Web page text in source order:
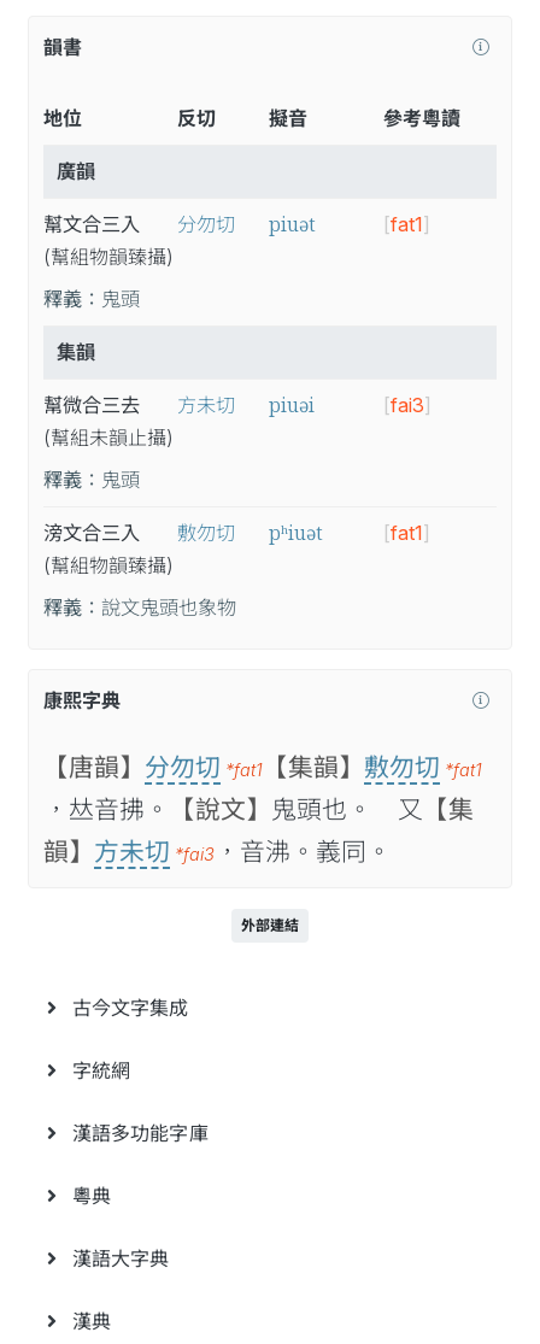
韻書
地位 反切 擬音 參考粵讀
廣韻
幫文合三入
(幫組物韻臻攝)
分勿切 piuət [fat1]
釋義： 鬼頭
集韻
幫微合三去
(幫組未韻止攝)
方未切 piuəi [fai3]
釋義： 鬼頭
滂文合三入
(幫組物韻臻攝)
敷勿切 pʰiuət [fat1]
釋義： 說文鬼頭也象物
康熙字典
【唐韻】 分勿切 *fat1 【集韻】 敷勿切 *fat1
，𠀤音拂。 【說文】 鬼頭也。 又
【集
韻】 方未切 *fai3 ，音沸。義同。
外部連結
古今文字集成
字統網
漢語多功能字庫
粵典
漢語大字典
漢典